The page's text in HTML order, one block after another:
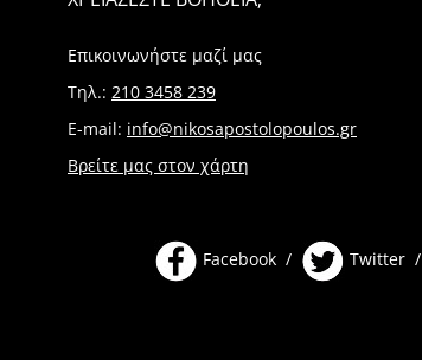
Επικοινωνήστε μαζί μας
Τηλ.: 210 3458 239
E-mail: info@nikosapostolopoulos.gr
Βρείτε μας στον χάρτη
Facebook / Twitter /